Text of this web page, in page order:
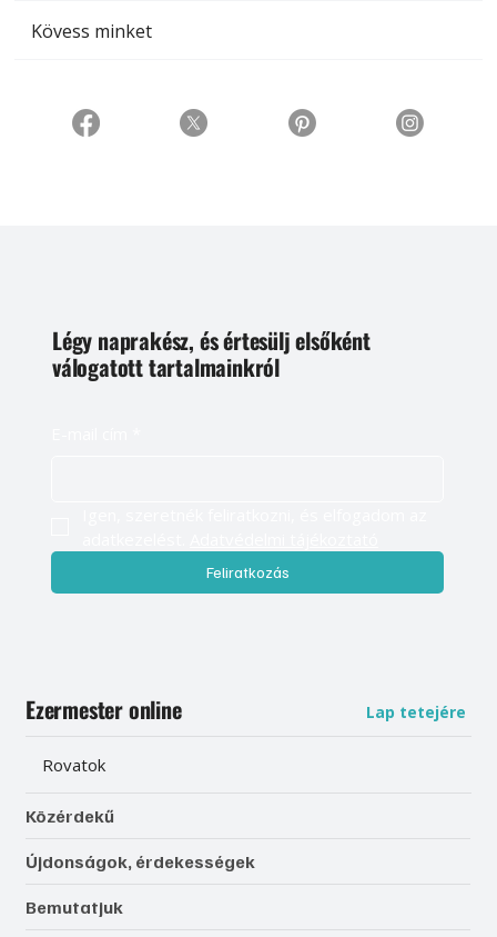
Kövess minket
Légy naprakész, és értesülj elsőként
válogatott tartalmainkról
Feliratkozás
Ezermester online Lap tetejére
Rovatok
Közérdekű
Újdonságok, érdekességek
Bemutatjuk